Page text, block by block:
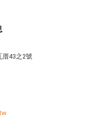
厝43之2號